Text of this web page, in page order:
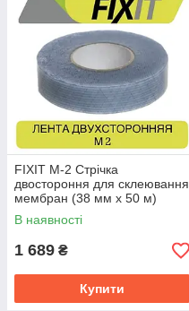
FIXIT М-2 Стрічка
двостороння для склеювання
мембран (38 мм х 50 м)
двостороння
В наявності
1 689 ₴
Купити